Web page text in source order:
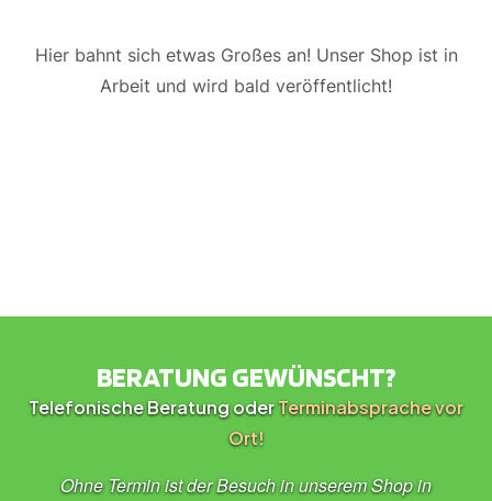
Hier bahnt sich etwas Großes an! Unser Shop ist in
Arbeit und wird bald veröffentlicht!
BERATUNG GEWÜNSCHT?
Telefonische Beratung oderTerminabsprache vor
Ort!
Ohne Termin ist der Besuch in unserem Shop in